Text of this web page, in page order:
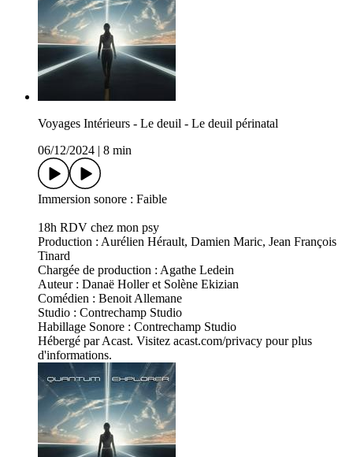
Voyages Intérieurs - Le deuil - Le deuil périnatal
06/12/2024
8 min
Immersion sonore : Faible
18h RDV chez mon psy
Production : Aurélien Hérault, Damien Maric, Jean François
Tinard
Chargée de production : Agathe Ledein
Auteur : Danaë Holler et Solène Ekizian
Comédien : Benoit Allemane
Studio : Contrechamp Studio
Habillage Sonore : Contrechamp Studio
Hébergé par Acast. Visitez acast.com/privacy pour plus
d'informations.